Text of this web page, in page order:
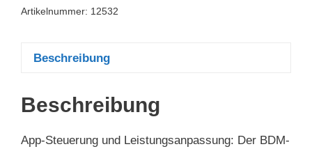
Artikelnummer: 12532
Beschreibung
Beschreibung
App-Steuerung und Leistungsanpassung: Der BDM-